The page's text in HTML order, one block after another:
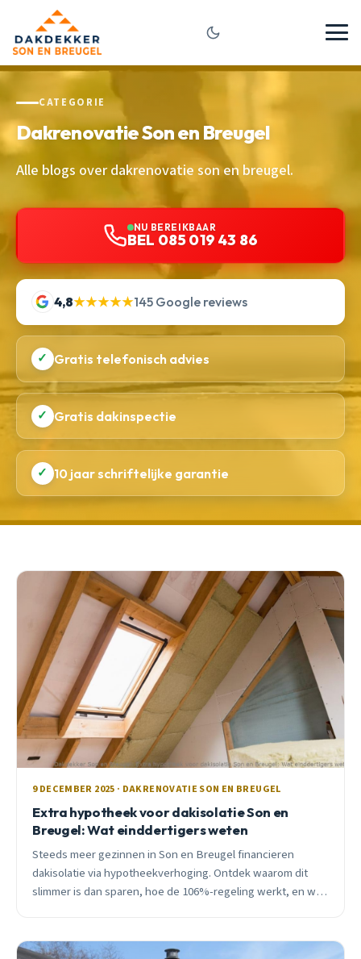
CATEGORIE
Dakrenovatie Son en Breugel
Alle blogs over dakrenovatie son en breugel.
NU BEREIKBAAR
BEL 085 019 43 86
4,8★★★★★145 Google reviews
✓ Gratis telefonisch advies
✓ Gratis dakinspectie
✓ 10 jaar schriftelijke garantie
9 DECEMBER 2025 · DAKRENOVATIE SON EN BREUGEL
Extra hypotheek voor dakisolatie Son en
Breugel: Wat einddertigers weten
Steeds meer gezinnen in Son en Breugel financieren
dakisolatie via hypotheekverhoging. Ontdek waarom dit
slimmer is dan sparen, hoe de 106%-regeling werkt, en wat